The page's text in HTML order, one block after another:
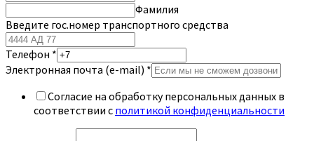
Фамилия
Введите гос.номер транспортного средства
Телефон *
Электронная почта (e-mail) *
Согласие на обработку персональных данных в
соответствии с политикой конфиденциальности